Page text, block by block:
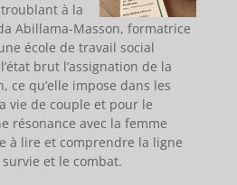
à la
Abillama-Masson, formatrice
école de travail social
brut l’assignation de la
ce qu’elle impose dans les
vie de couple et pour le
résonance avec la femme
à lire et comprendre la ligne
et le combat.